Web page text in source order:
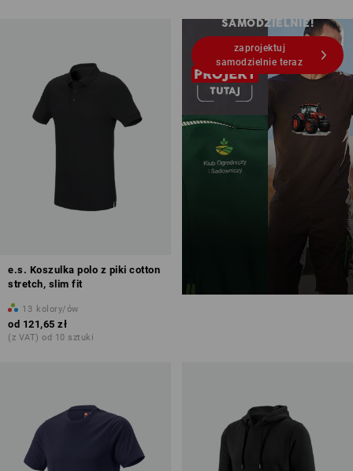
e.s. Koszulka polo z piki cotton
stretch, slim fit
13 kolory/ów
od 121,65 zł
(z VAT) od 10 sztuki
SAMODZIELNIE!
zaprojektuj
samodzielnie teraz